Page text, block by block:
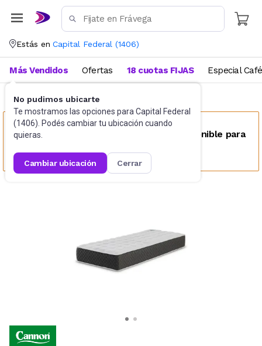
Estás en Capital Federal (1406)
No pudimos ubicarte
Te mostramos las opciones para Capital Federal
(1406). Podés cambiar tu ubicación cuando
quieras.
cambiar ubicación cerrar
Más Vendidos Ofertas 18 cuotas FIJAS Especial Café
Colchones tradicionales
Este producto no se encuentra disponible para